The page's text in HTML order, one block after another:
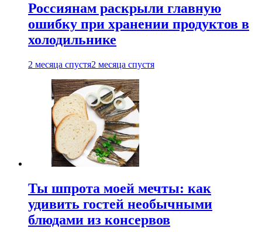
Россиянам раскрыли главную
ошибку при хранении продуктов в
холодильнике
2 месяца спустя2 месяца спустя
Ты шпрота моей мечты: как
удивить гостей необычными
блюдами из консервов